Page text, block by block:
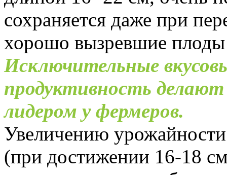
сохраняется даже при
хорошо вызревшие
Исключительные
продуктивность
лидером у фермеров.
Увеличению урожайности
(при достижении 16-18